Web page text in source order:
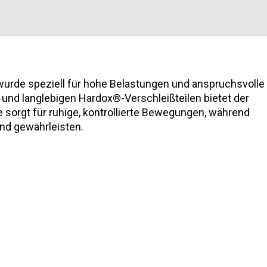
speziell für hohe Belastungen und anspruchsvolle
langlebigen Hardox®-Verschleißteilen bietet der
für ruhige, kontrollierte Bewegungen, während
gewährleisten.